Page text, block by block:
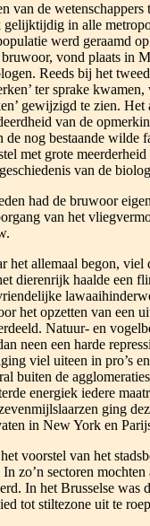
van de
gelijktijdig in alle
werd geraamd
vond plaats in
Reeds bij het
ter sprake
gewijzigd te zien.
van de
de nog bestaande wilde
met grote
van de
had de bruwoor
van het
het allemaal begon, viel
dierenrijk haalde een
het opzetten van een
Natuur- en
neen een harde
viel uiteen in pro’s en
buiten de
energiek iedere
ging
in New York en
voorstel van het
In zo’n sectoren
In het Brusselse was
tot stiltezone uit te